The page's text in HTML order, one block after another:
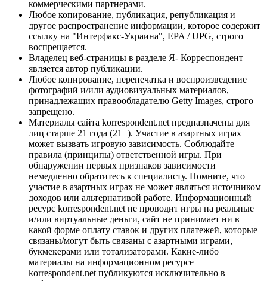
коммерческими партнерами.
Любое копирование, публикация, републикация и
другое распространение информации, которое содержит
ссылку на "Интерфакс-Украина", EPA / UPG, строго
воспрещается.
Владелец веб-страницы в разделе Я- Корреспондент
является автор публикации.
Любое копирование, перепечатка и воспроизведение
фотографий и/или аудиовизуальных материалов,
принадлежащих правообладателю Getty Images, строго
запрещено.
Материалы сайта korrespondent.net предназначены для
лиц старше 21 года (21+). Участие в азартных играх
может вызвать игровую зависимость. Соблюдайте
правила (принципы) ответственной игры. При
обнаружении первых признаков зависимости
немедленно обратитесь к специалисту. Помните, что
участие в азартных играх не может являться источником
доходов или альтернативой работе. Информационный
ресурс korrespondent.net не проводит игры на реальные
и/или виртуальные деньги, сайт не принимает ни в
какой форме оплату ставок и других платежей, которые
связаны/могут быть связаны с азартными играми,
букмекерами или тотализаторами. Какие-либо
материалы на информационном ресурсе
korrespondent.net публикуются исключительно в